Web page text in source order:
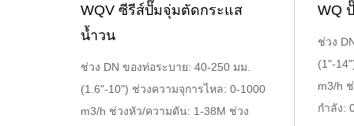
WQV ซีรีส์ปั๊มจุ่มตัดกระแส
น้ำวน
ช่วง DN ของท่อระบาย: 40-250 มม.
(1.6"-10") ช่วงความจุการไหล: 0-1000
m3/h ช่วงหัว/ความดัน: 1-38M ช่วง
WQ
ช่วง
(1"-
m3/h
กำลัง: